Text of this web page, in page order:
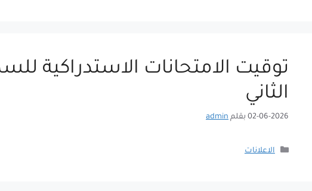
توقيت الامتحانات الاستدراكية
الثاني
02-06-2026 بقلم admin
التصنيفات
الاعلانات